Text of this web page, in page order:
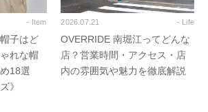
- Item
子はど
れな帽
18選
》
2026.07.21 - Life
OVERRIDE 南堀江ってどんな
店？営業時間・アクセス・店
内の雰囲気や魅力を徹底解説